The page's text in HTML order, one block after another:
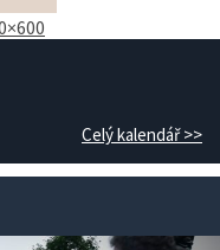
Celý kalendář >>